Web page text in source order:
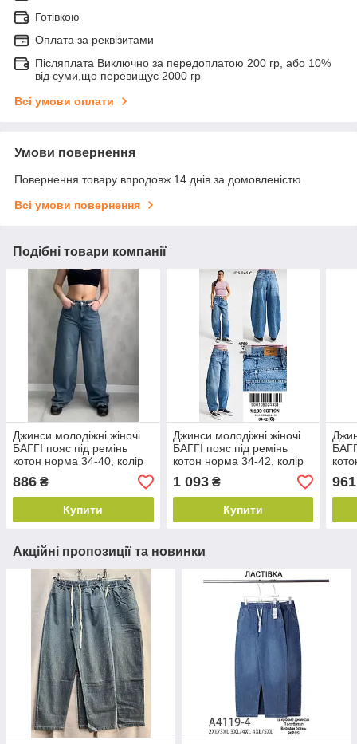
Готівкою
Оплата за реквізитами
Післяплата Виключно за передоплатою 200 гр, або 10%
від суми,що перевищує 2000 гр
Всі умови оплати
Умови повернення
Повернення товару впродовж 14 днів за домовленістю
Всі умови повернення
Подібні товари компанії
Джинси молодіжні жіночі
БАГГІ пояс під ремінь
котон норма 34-40, колір
синій
886 ₴
Купити
Джинси молодіжні жіночі
БАГГІ пояс під ремінь
котон норма 34-42, колір
синій
1 093₴
Купити
961
Акційні пропозиції та новинки